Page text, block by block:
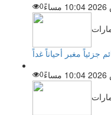
0
جزئياً مغبر أحياناً غداً
0